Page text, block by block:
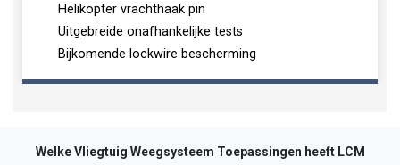
Helikopter vrachthaak pin
Uitgebreide onafhankelijke tests
Bijkomende lockwire bescherming
Welke Vliegtuig Weegsysteem Toepassingen heeft LCM